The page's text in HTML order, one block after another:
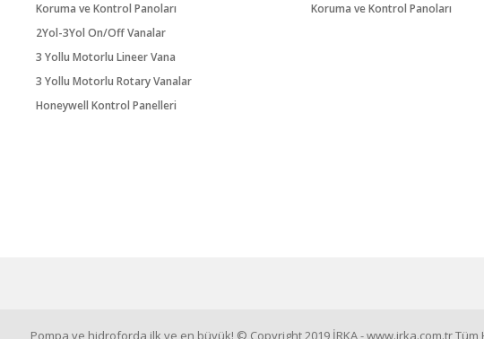
Koruma ve Kontrol Panoları
2Yol-3Yol On/Off Vanalar
3 Yollu Motorlu Lineer Vana
3 Yollu Motorlu Rotary Vanalar
Honeywell Kontrol Panelleri
Koruma ve Kontrol Panoları